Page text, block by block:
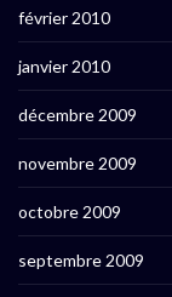
février 2010
janvier 2010
décembre 2009
novembre 2009
octobre 2009
septembre 2009